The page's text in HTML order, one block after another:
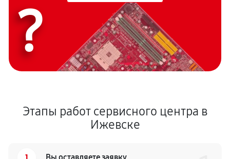
?
Этапы работ сервисного центра в
Ижевске